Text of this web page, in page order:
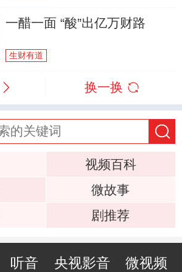
一醋一面 “酸”出亿万财路
生财有道
换一换
视频百科
微故事
剧推荐
听音 央视影音 微视频